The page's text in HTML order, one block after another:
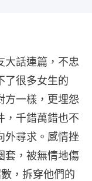
大話連篇，不忠
了很多女生的
方一樣，更埋怨
，千錯萬錯也不
外尋求。感情挫
套，被無情地傷
，拆穿他們的